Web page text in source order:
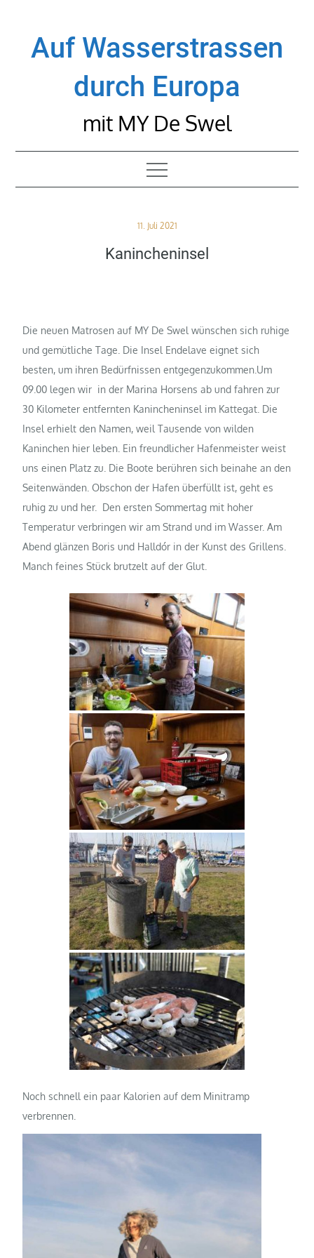
contentAuf Wasserstrassen
durch Europa
mit MY De Swel
Posted
11. Juli 2021
Kanincheninsel
Die neuen Matrosen auf MY De Swel wünschen sich ruhige
und gemütliche Tage. Die Insel Endelave eignet sich
besten, um ihren Bedürfnissen entgegenzukommen.Um
09.00 legen wir in der Marina Horsens ab und fahren zur
30 Kilometer entfernten Kanincheninsel im Kattegat. Die
Insel erhielt den Namen, weil Tausende von wilden
Kaninchen hier leben. Ein freundlicher Hafenmeister weist
uns einen Platz zu. Die Boote berühren sich beinahe an den
Seitenwänden. Obschon der Hafen überfüllt ist, geht es
ruhig zu und her.
Den ersten Sommertag mit hoher
Temperatur verbringen wir am Strand und im Wasser. Am
Abend glänzen Boris und Halldór in der Kunst des Grillens.
Manch feines Stück brutzelt auf der Glut.
Noch schnell ein paar Kalorien auf dem Minitramp
verbrennen.